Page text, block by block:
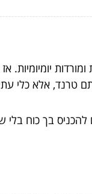
טרנד, אלא כלי
בך כוח